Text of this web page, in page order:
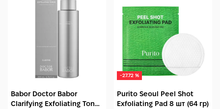
Babor Doctor Babor
Clarifying Exfoliating Toner
-27.72 %
Purito Seoul Peel Shot
Exfoliating Pad 8 шт (64 гр)